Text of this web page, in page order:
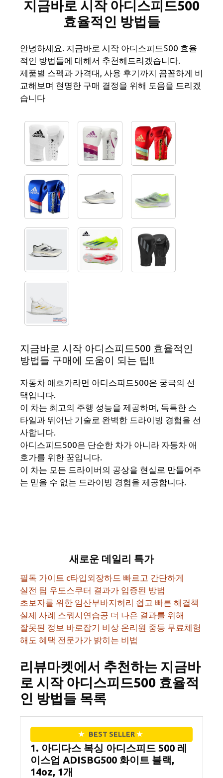
지금바로 시작 아디스피드500
효율적인 방법들
안녕하세요. 지금바로 시작 아디스피드500 효율
적인 방법들에 대해서 추천해드리겠습니다.
제품별 스펙과 가격대, 사용 후기까지 꼼꼼하게 비
교해보며 현명한 구매 결정을 위해 도움을 드리겠
습니다
지금바로 시작 아디스피드500 효율적인
방법들 구매에 도움이 되는 팁!!
자동차 애호가라면 아디스피드500은 궁극의 선
택입니다.
이 차는 최고의 주행 성능을 제공하며, 독특한 스
타일과 뛰어난 기술로 완벽한 드라이빙 경험을 선
사합니다.
아디스피드500은 단순한 차가 아니라 자동차 애
호가를 위한 꿈입니다.
이 차는 모든 드라이버의 공상을 현실로 만들어주
는 믿을 수 없는 드라이빙 경험을 제공합니다.
새로운 데일리 특가
필독 가이트 c타입외장하드 빠르고 간단하게
실전 팁 우도스쿠터 결과가 입증된 방법
초보자를 위한 임산부바지허리 쉽고 빠른 해결책
실제 사례 스쿼시연습공 더 나은 결과를 위해
잘못된 정보 바로잡기 비상 온리원 중등 무료체험
해도 혜택 전문가가 밝히는 비법
리뷰마켓에서 추천하는 지금바
로 시작 아디스피드500 효율적
인 방법들 목록
★ BEST SELLER ★
1. 아디다스 복싱 아디스피드 500 레
이스업 ADISBG500 화이트 블랙,
14oz, 1개